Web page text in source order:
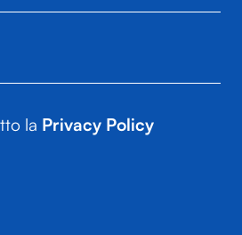
la Privacy Policy